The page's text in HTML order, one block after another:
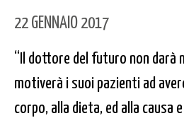
22 GENNAIO 2017
“Il dottore del futuro non darà
motiverà i suoi pazienti ad
corpo, alla dieta, ed alla causa